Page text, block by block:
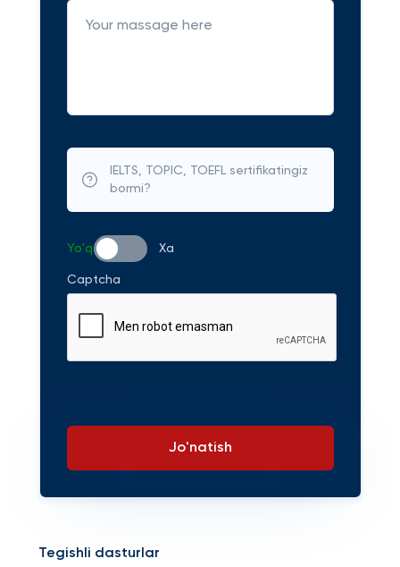
IELTS, TOPIC, TOEFL sertifikatingiz
bormi?
Yo'q Xa
Captcha
Jo'natish
Tegishli dasturlar